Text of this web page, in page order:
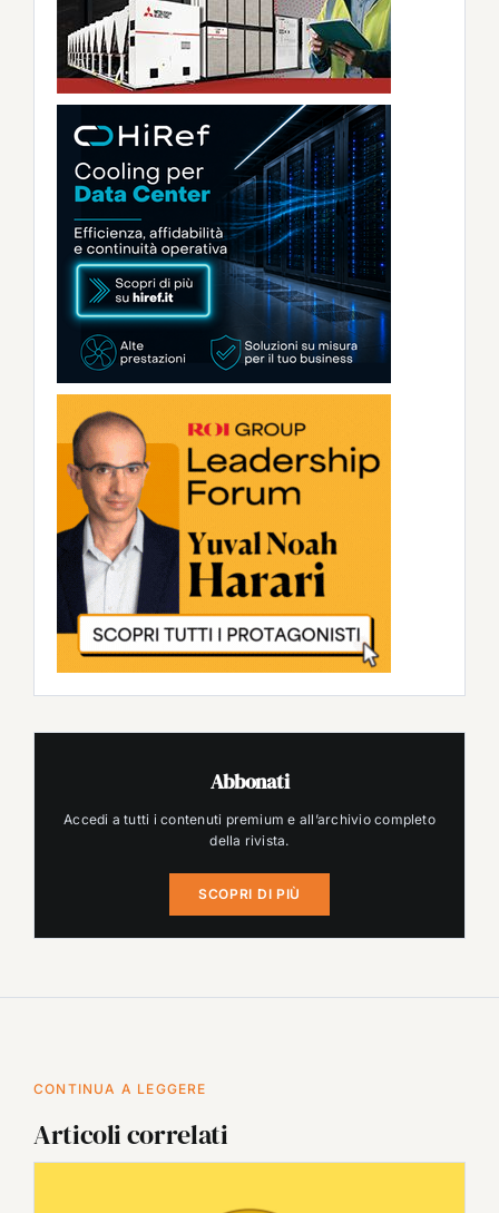
Abbonati
Accedi a tutti i contenuti premium e all’archivio completo
della rivista.
SCOPRI DI PIÙ
CONTINUA A LEGGERE
Articoli correlati